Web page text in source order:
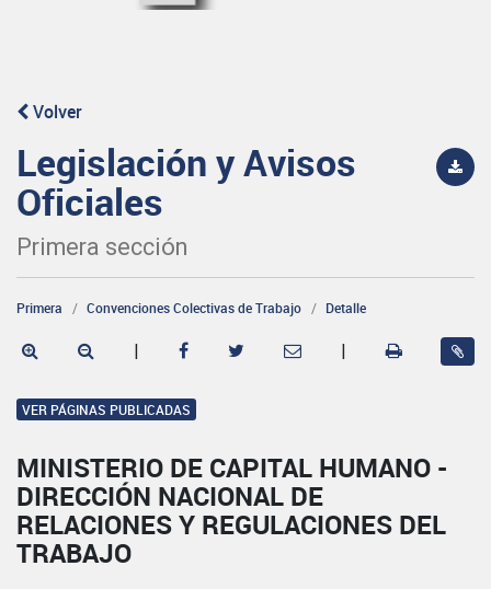
Volver
Legislación y Avisos
Oficiales
Primera sección
Primera Convenciones Colectivas de Trabajo Detalle
| |
VER PÁGINAS PUBLICADAS
MINISTERIO DE CAPITAL HUMANO -
DIRECCIÓN NACIONAL DE
RELACIONES Y REGULACIONES DEL
TRABAJO